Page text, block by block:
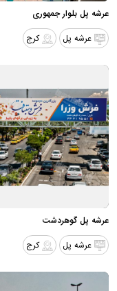
عرشه پل بلوار جمهوری
عرشه پل
کرج
عرشه پل گوهردشت
عرشه پل
کرج